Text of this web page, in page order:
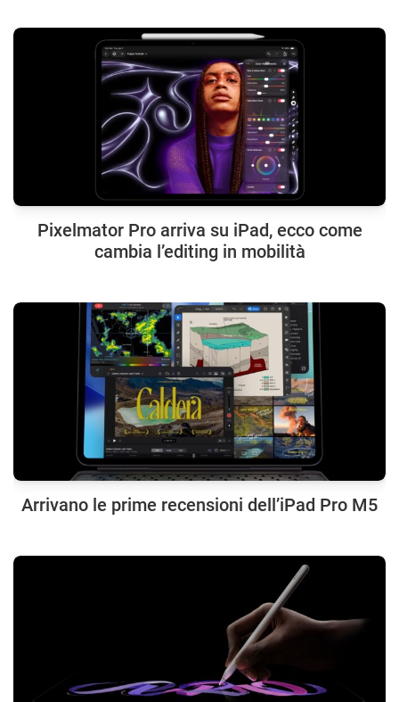
Pixelmator Pro arriva su iPad, ecco come
cambia l’editing in mobilità
Arrivano le prime recensioni dell’iPad Pro M5